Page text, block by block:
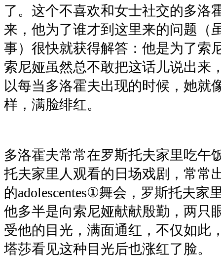
了。这个不喜欢和女士社交的多洛
来，他为了谁才到这里来的问题（
事）很快就获得解答：他是为了索
索尼娅虽然总不敢把这话儿说出来
以每当多洛霍夫出现的时候，她就
样，满脸绯红。
多洛霍夫常常在罗斯托夫家里吃午
托夫家里人观看的日场戏剧，常常
的adolescentes①舞会，罗斯托夫家
他多半是向索尼娅献献殷勤，两只
受他的目光，满面通红，不仅如此
塔莎看见这种目光后也涨红了脸。